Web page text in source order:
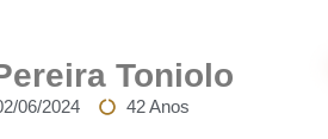
Toniolo
06/2024 42 Anos